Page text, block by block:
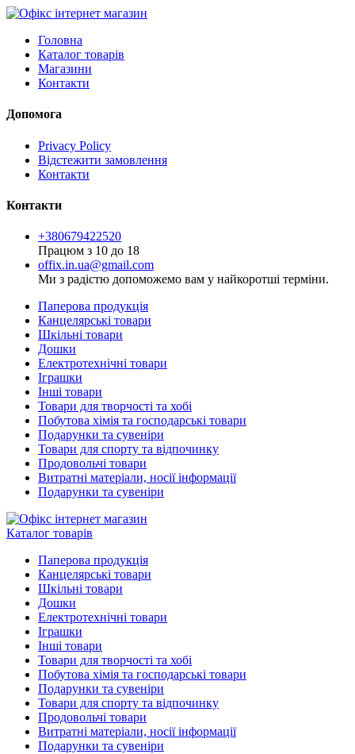
Головна
Каталог товарів
Магазини
Контакти
Допомога
Privacy Policy
Відстежити замовлення
Контакти
Контакти
+380679422520
Працюм з 10 до 18
offix.in.ua@gmail.com
Ми з радістю допоможемо вам у найкоротші терміни.
Паперова продукція
Канцелярські товари
Шкільні товари
Дошки
Електротехнічні товари
Іграшки
Інші товари
Товари для творчості та хобі
Побутова хімія та господарські товари
Подарунки та сувеніри
Товари для спорту та відпочинку
Продовольчі товари
Витратні матеріали, носії інформації
Подарунки та сувеніри
Каталог товарів
Паперова продукція
Канцелярські товари
Шкільні товари
Дошки
Електротехнічні товари
Іграшки
Інші товари
Товари для творчості та хобі
Побутова хімія та господарські товари
Подарунки та сувеніри
Товари для спорту та відпочинку
Продовольчі товари
Витратні матеріали, носії інформації
Подарунки та сувеніри